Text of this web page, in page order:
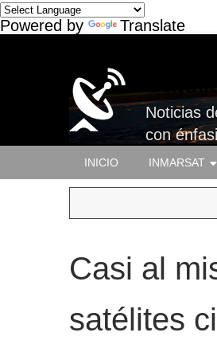
Powered by Translate
Noticias
con
INICIO INMARSAT
Casi al
satélites